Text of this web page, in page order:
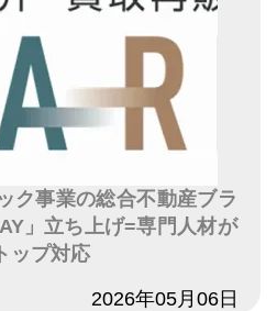
ク事業の総合不動産ブラ
」立ち上げ=専門人材が
ップ対応
2026年05月06日